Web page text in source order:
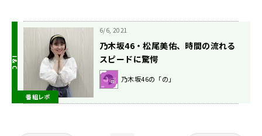
番組レポ
6/6, 2021
乃木坂46・松尾美佑、時間の流れる
スピードに驚愕
乃木坂46の「の」